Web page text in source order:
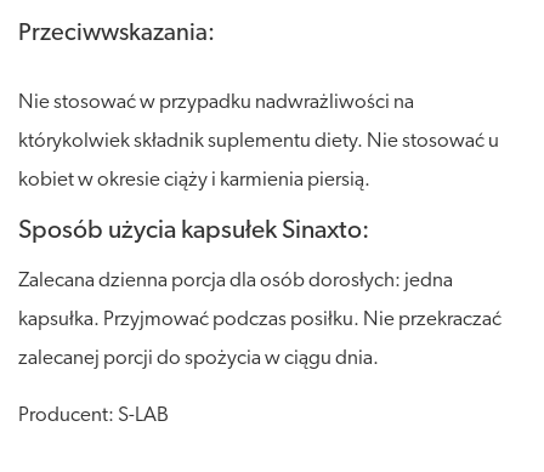
Przeciwwskazania:
Nie stosować w przypadku nadwrażliwości na
którykolwiek składnik suplementu diety. Nie stosować u
kobiet w okresie ciąży i karmienia piersią.
Sposób użycia kapsułek Sinaxto:
Zalecana dzienna porcja dla osób dorosłych: jedna
kapsułka. Przyjmować podczas posiłku. Nie przekraczać
zalecanej porcji do spożycia w ciągu dnia.
Producent: S-LAB